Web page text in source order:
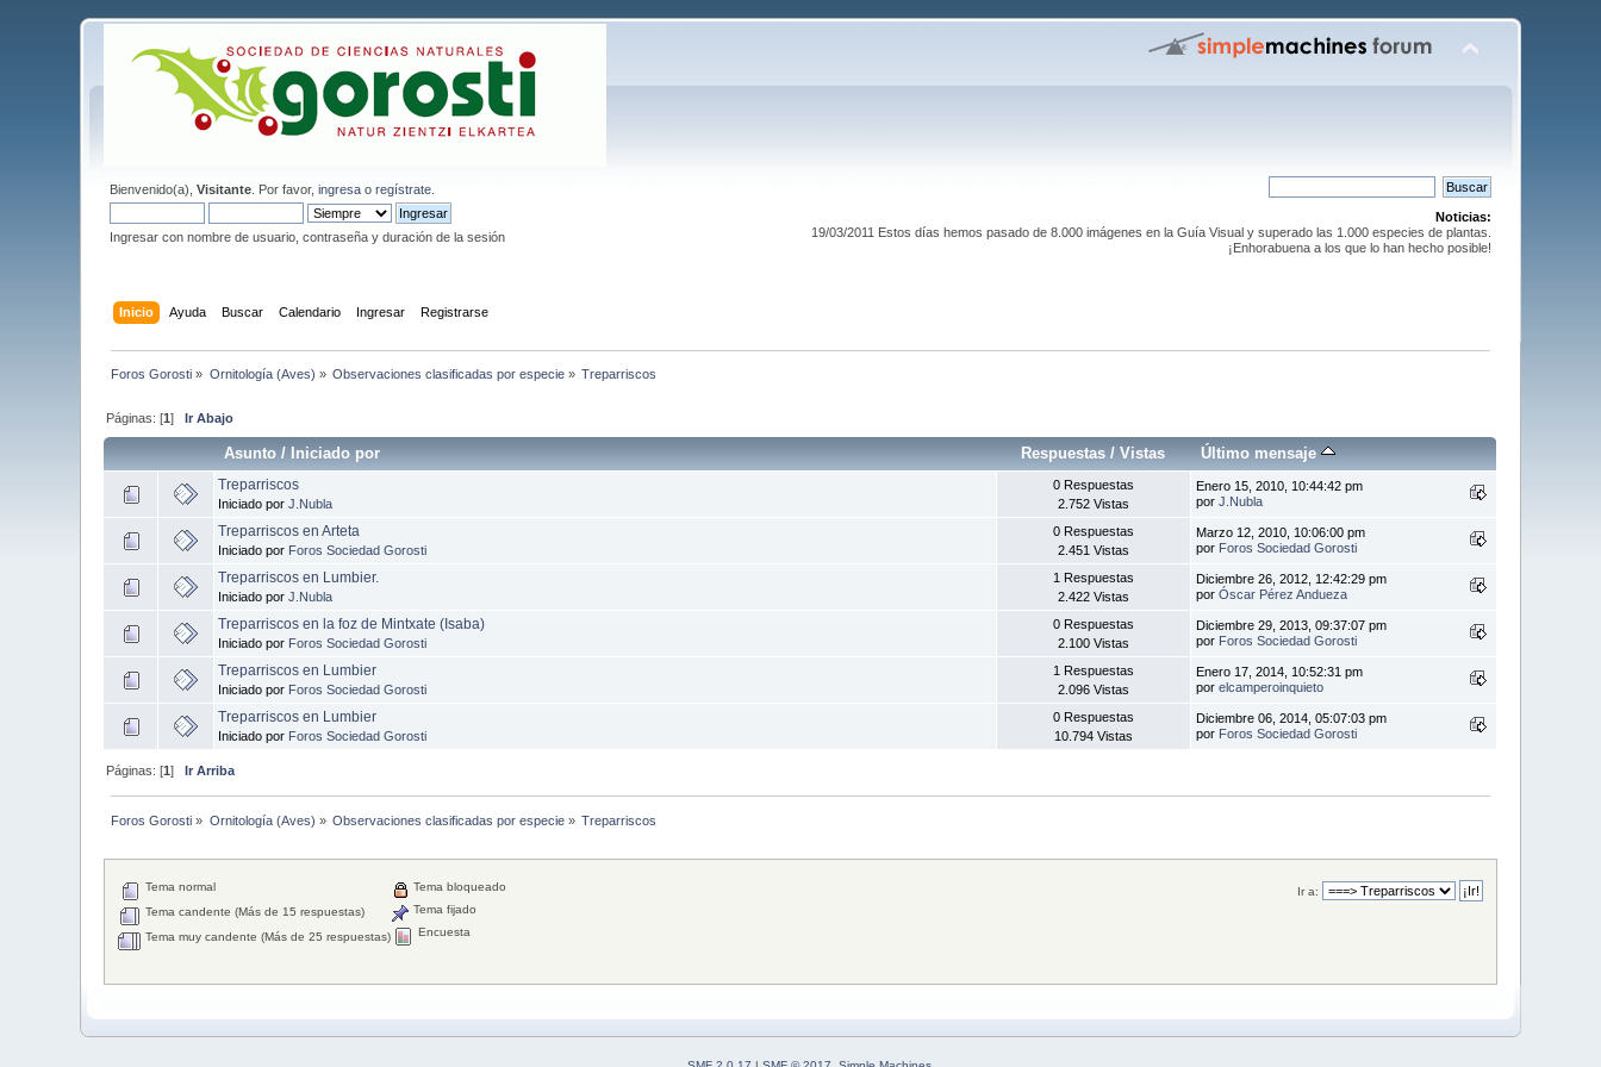
Bienvenido(a),Visitante . Por favor,ingresa oregístrate
Ingresar con nombre de usuario, contraseña y duración de la sesión
Noticias:
19/03/2011 Estos días hemos pasado de 8.000 imágenes en la Guía Visual y superado las 1.000 especies de plantas.
¡Enhorabuena a los que lo han hecho posible!
Inicio Ayuda Buscar Calendario Ingresar Registrarse
Foros Gorosti » Ornitología (Aves) » Observaciones clasificadas por especie » Treparriscos
Páginas: [1]Ir Abajo
Asunto /Iniciado por Respuestas /Vistas Último mensaje
Treparriscos
Iniciado porJ.Nubla
0 Respuestas
2.752 Vistas
Enero 15, 2010, 10:44:42 pm
porJ.Nubla
Treparriscos en Arteta
Iniciado por Foros Sociedad Gorosti
0 Respuestas
2.451 Vistas
Marzo 12, 2010, 10:06:00 pm
por Foros Sociedad Gorosti
Treparriscos en Lumbier.
Iniciado porJ.Nubla
1 Respuestas
2.422 Vistas
Diciembre 26, 2012, 12:42:29 pm
porÓscar Pérez Andueza
Treparriscos en la foz de Mintxate (Isaba)
Iniciado por Foros Sociedad Gorosti
0 Respuestas
2.100 Vistas
Diciembre 29, 2013, 09:37:07 pm
por Foros Sociedad Gorosti
Treparriscos en Lumbier
Iniciado por Foros Sociedad Gorosti
1 Respuestas
2.096 Vistas
Enero 17, 2014, 10:52:31 pm
porelcamperoinquieto
Treparriscos en Lumbier
Iniciado por Foros Sociedad Gorosti
0 Respuestas
10.794 Vistas
Diciembre 06, 2014, 05:07:03 pm
por Foros Sociedad Gorosti
Páginas: [1]Ir Arriba
Foros Gorosti » Ornitología (Aves) » Observaciones clasificadas por especie » Treparriscos
Ir a:
Tema normal
Tema candente (Más de 15 respuestas)
Tema muy candente (Más de 25 respuestas)
Tema bloqueado
Tema fijado
Encuesta